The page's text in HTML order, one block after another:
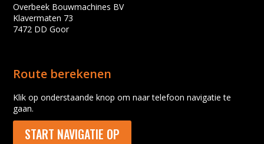
Overbeek Bouwmachines BV
Klavermaten 73
7472 DD Goor
Route berekenen
Klik op onderstaande knop om naar telefoon navigatie te
gaan.
START NAVIGATIE OP